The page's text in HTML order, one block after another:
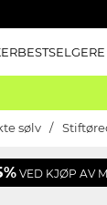
BESTSELGERE
sølv
VED KJØP AV